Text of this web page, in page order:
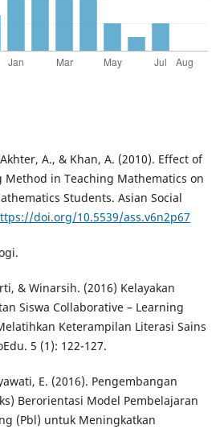
A., & Khan, A. (2010). Effect of
Method in Teaching Mathematics on
Students. Asian Social
doi.org/10.5539/ass.v6n2p67
& Winarsih. (2016) Kelayakan
Siswa Collaborative – Learning
Keterampilan Literasi Sains
5 (1): 122-127.
E. (2016). Pengembangan
Berorientasi Model Pembelajaran
(Pbl) untuk Meningkatkan